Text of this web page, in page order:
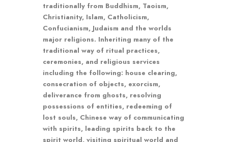
traditionally from Buddhism, Taoism,
Christianity, Islam, Catholicism,
Confucianism, Judaism and the worlds
major religions. Inheriting many of the
traditional way of ritual practices,
ceremonies, and religious services
including the following: house clearing,
consecration of objects, exorcism,
deliverance from ghosts, resolving
possessions of entities, redeeming of
lost souls, Chinese way of communicating
with spirits, leading spirits back to the
spirit world, visiting spiritual world and